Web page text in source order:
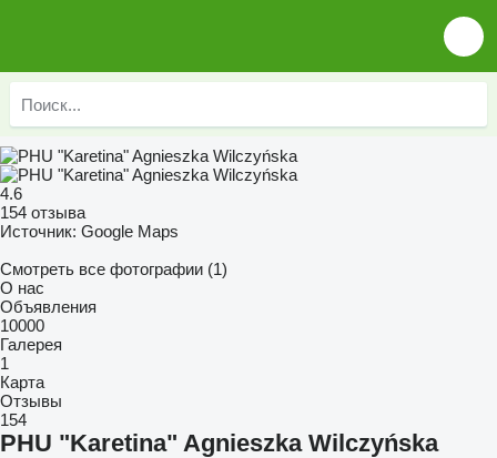
4.6
154 отзыва
Источник: Google Maps
Смотреть все фотографии (1)
О нас
Объявления
10000
Галерея
1
Карта
Отзывы
154
PHU "Karetina" Agnieszka Wilczyńska